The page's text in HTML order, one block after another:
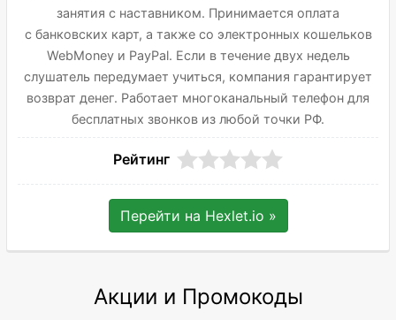
занятия с наставником. Принимается оплата
с банковских карт, а также со электронных кошельков
WebMoney и PayPal. Если в течение двух недель
слушатель передумает учиться, компания гарантирует
возврат денег. Работает многоканальный телефон для
бесплатных звонков из любой точки РФ.
Рейтинг
Перейти на Hexlet.io »
Акции и Промокоды